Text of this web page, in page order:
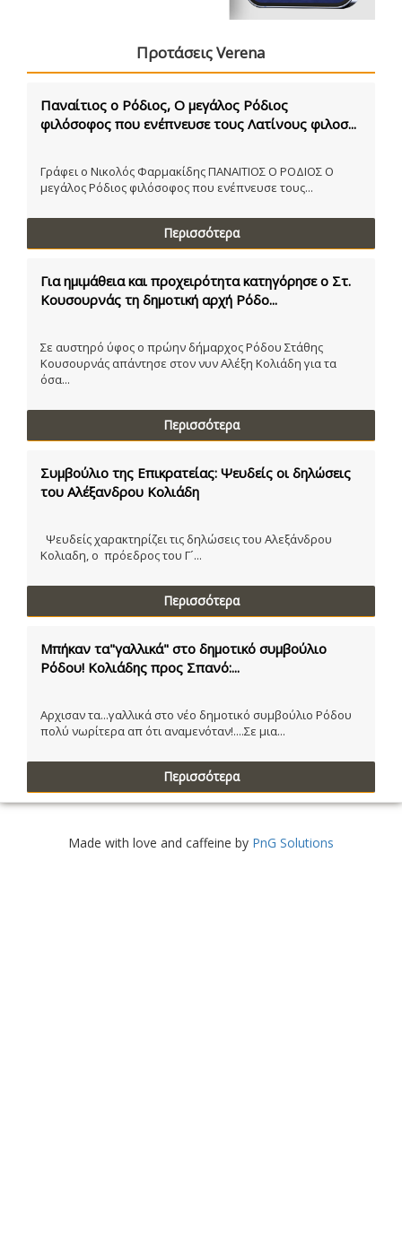
Προτάσεις Verena
Παναίτιος ο Ρόδιος, Ο μεγάλος Ρόδιος
φιλόσοφος που ενέπνευσε τους Λατίνους φιλοσ...
Γράφει ο Νικολός Φαρμακίδης ΠΑΝΑΙΤΙΟΣ Ο ΡΟΔΙΟΣ Ο
μεγάλος Ρόδιος φιλόσοφος που ενέπνευσε τους...
Περισσότερα
Για ημιμάθεια και προχειρότητα κατηγόρησε ο Στ.
Κουσουρνάς τη δημοτική αρχή Ρόδο...
Σε αυστηρό ύφος ο πρώην δήμαρχος Ρόδου Στάθης
Κουσουρνάς απάντησε στον νυν Αλέξη Κολιάδη για τα
όσα...
Περισσότερα
Συμβούλιο της Επικρατείας: Ψευδείς οι δηλώσεις
του Αλέξανδρου Κολιάδη
Ψευδείς χαρακτηρίζει τις δηλώσεις του Αλεξάνδρου
Κολιαδη, ο πρόεδρος του Γ´...
Περισσότερα
Μπήκαν τα"γαλλικά" στο δημοτικό συμβούλιο
Ρόδου! Κολιάδης προς Σπανό:...
Αρχισαν τα...γαλλικά στο νέο δημοτικό συμβούλιο Ρόδου
πολύ νωρίτερα απ ότι αναμενόταν!....Σε μια...
Περισσότερα
Made with love and caffeine by PnG Solutions